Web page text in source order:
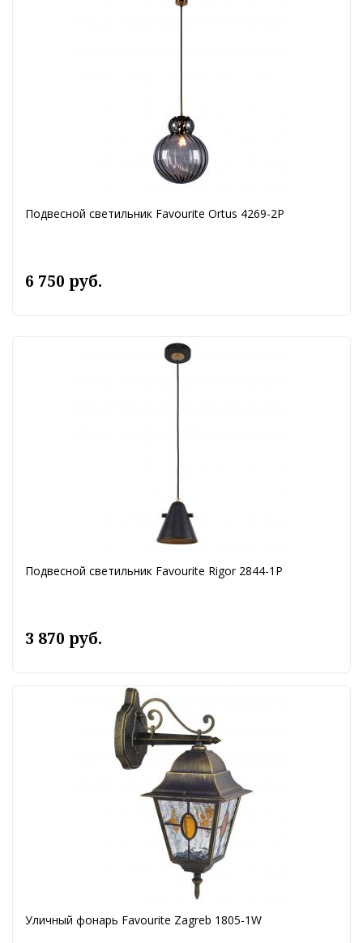
Подвесной светильник Favourite Ortus 4269-2P
6 750 руб.
Подвесной светильник Favourite Rigor 2844-1P
3 870 руб.
Уличный фонарь Favourite Zagreb 1805-1W